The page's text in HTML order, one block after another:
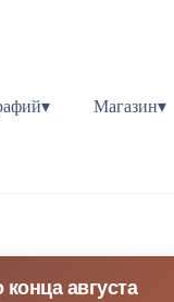
Магазин▾
августа